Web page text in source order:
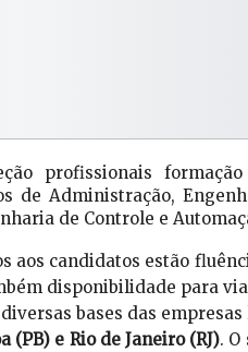
profissionais
de Administração,
de Controle e
aos candidatos estão
disponibilidade para
bases das
(PB) e Rio de Janeiro (RJ).